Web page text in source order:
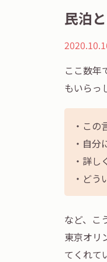
民泊
ここ数年
もいらっ
・この
・自分
・詳し
・どう
など、こ
東京オリ
てくれて